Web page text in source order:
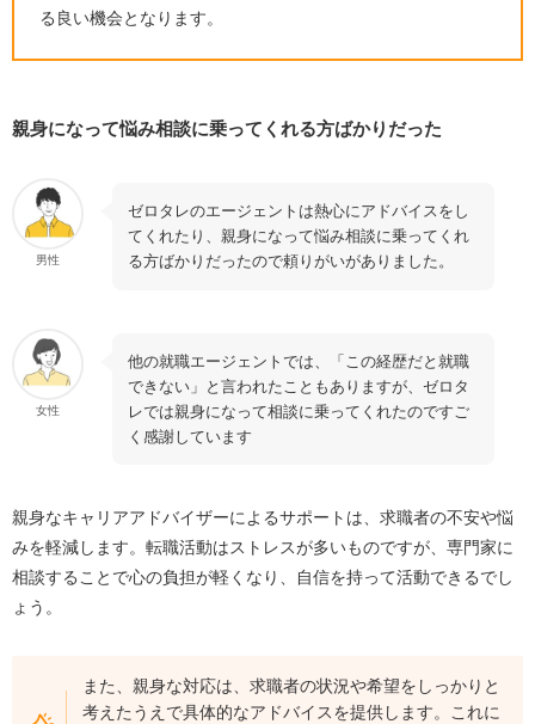
る良い機会となります。
親身になって悩み相談に乗ってくれる方ばかりだった
男性
ゼロタレのエージェントは熱心にアドバイスをし
てくれたり、親身になって悩み相談に乗ってくれ
る方ばかりだったので頼りがいがありました。
女性
他の就職エージェントでは、「この経歴だと就職
できない」と言われたこともありますが、ゼロタ
レでは親身になって相談に乗ってくれたのですご
く感謝しています
親身なキャリアアドバイザーによるサポートは、求職者の不安や悩
みを軽減します。転職活動はストレスが多いものですが、専門家に
相談することで心の負担が軽くなり、自信を持って活動できるでし
ょう。
また、親身な対応は、求職者の状況や希望をしっかりと
考えたうえで具体的なアドバイスを提供します。これに